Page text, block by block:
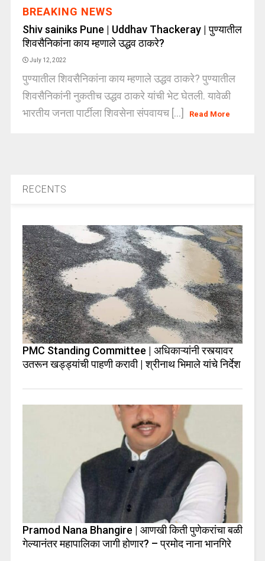
BREAKING NEWS
Shiv sainiks Pune | Uddhav Thackeray | पुण्यातील
शिवसैनिकांना काय म्हणाले उद्धव ठाकरे?
July 12, 2022
पुण्यातील शिवसैनिकांना काय म्हणाले उद्धव ठाकरे? पुण्यातील
शिवसैनिकांनी नुकतीच उद्धव ठाकरे यांची भेट घेतली. यावेळी
भारतीय जनता पार्टीला शिवसेना संपवायच [...]
Read More
RECENTS
PMC Standing Committee | अधिकाऱ्यांनी रस्त्यावर
उतरून खड्ड्यांची पाहणी करावी | श्रीनाथ भिमाले यांचे निर्देश
Pramod Nana Bhangire | आणखी किती पुणेकरांचा बळी
गेल्यानंतर महापालिका जागी होणार? – प्रमोद नाना भानगिरे